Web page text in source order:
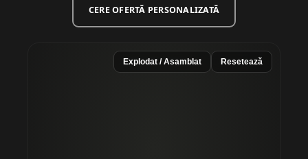
CERE OFERTĂ PERSONALIZATĂ
Explodat / Asamblat Resetează